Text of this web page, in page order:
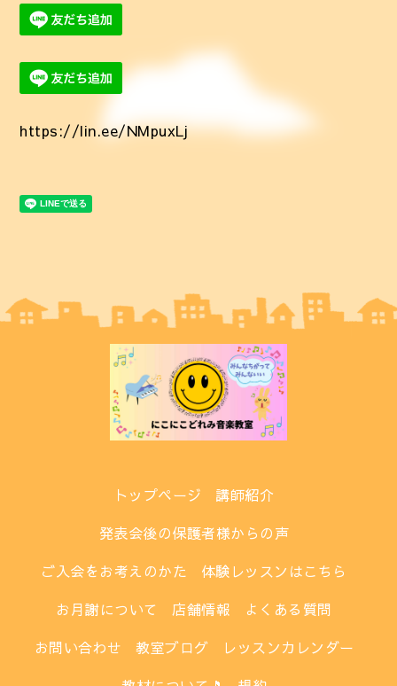
https://lin.ee/NMpuxLj
トップページ
講師紹介
発表会後の保護者様からの声
ご入会をお考えのかた
体験レッスンはこちら
お月謝について
店舗情報
よくある質問
お問い合わせ
教室ブログ
レッスンカレンダー